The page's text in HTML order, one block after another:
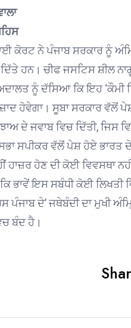
ਕੋਰਟ ਨੇ ਪੰਜਾਬ ਸਰਕਾਰ ਨੂੰ
ਹਨ। ਚੀਫ ਜਸਟਿਸ ਸ਼ੀਲ
ਨੂੰ ਦੱਸਿਆ ਕਿ ਇਹ ‘ਕੌਮੀ
ਹੋਵੇਗਾ। ਸੂਬਾ ਸਰਕਾਰ ਵੱਲੋਂ
ਜਵਾਬ ਵਿਚ ਦਿੱਤੀ, ਜਿਸ
ਸਪੀਕਰ ਵੱਲੋਂ ਪੇਸ਼ ਹੋਏ
ਹਾਜ਼ਰ ਹੋਣ ਦੀ ਕੋਈ ਵਿਵਸਥਾ
ਭਾਵੇਂ ਇਸ ਸਬੰਧੀ ਕੋਈ ਲਿਖਤੀ
ਪੰਜਾਬ ਦੇ’ ਜਥੇਬੰਦੀ ਦਾ ਮੁਖੀ
ਬੰਦ ਹੈ।